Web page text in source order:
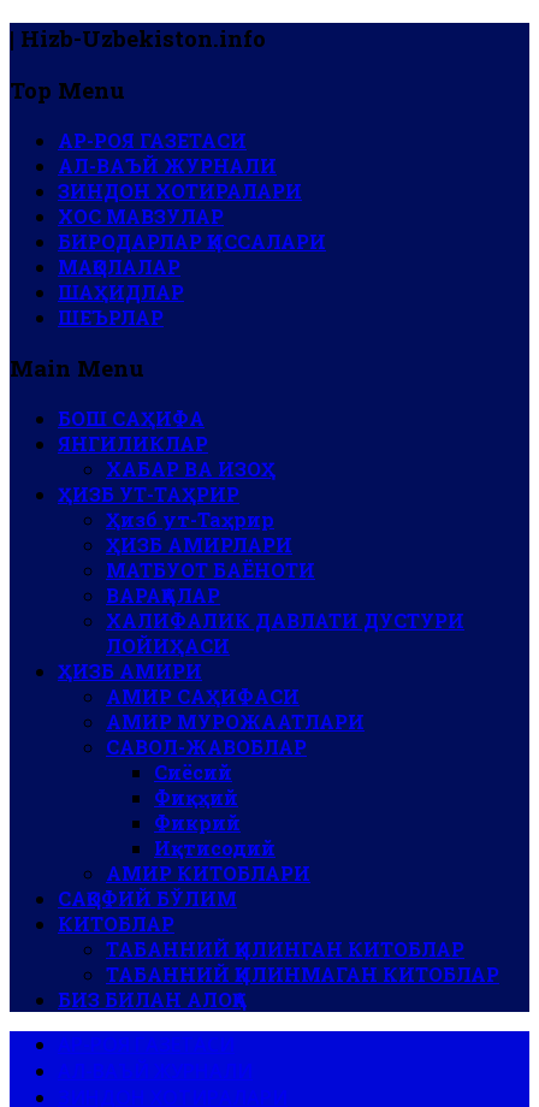
| Hizb-Uzbekiston.info
Top Menu
АР-РОЯ ГАЗЕТАСИ
АЛ-ВАЪЙ ЖУРНАЛИ
ЗИНДОН ХОТИРАЛАРИ
ХОС МАВЗУЛАР
БИРОДАРЛАР ҚИССАЛАРИ
МАҚОЛАЛАР
ШАҲИДЛАР
ШЕЪРЛАР
Main Menu
БОШ САҲИФА
ЯНГИЛИКЛАР
ХАБАР ВА ИЗОҲ
ҲИЗБ УТ-ТАҲРИР
Ҳизб ут-Таҳрир
ҲИЗБ АМИРЛАРИ
МАТБУОТ БАЁНОТИ
ВАРАҚАЛАР
ХАЛИФАЛИК ДАВЛАТИ ДУСТУРИ
ЛОЙИҲАСИ
ҲИЗБ АМИРИ
АМИР САҲИФАСИ
АМИР МУРОЖААТЛАРИ
САВОЛ-ЖАВОБЛАР
Сиёсий
Фиқҳий
Фикрий
Иқтисодий
АМИР КИТОБЛАРИ
САҚОФИЙ БЎЛИМ
КИТОБЛАР
ТАБАННИЙ ҚИЛИНГАН КИТОБЛАР
ТАБАННИЙ ҚИЛИНМАГАН КИТОБЛАР
БИЗ БИЛАН АЛОҚА